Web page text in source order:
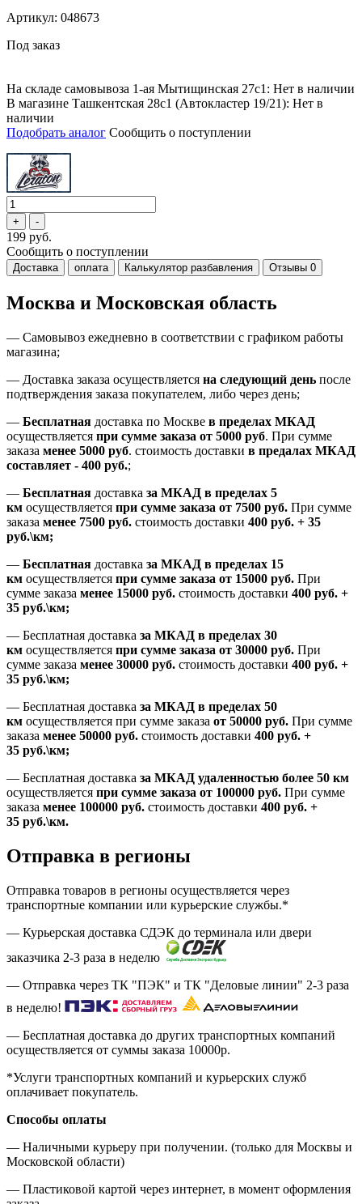
Артикул: 048673
Под заказ
На складе самовывоза 1-ая Мытищинская 27с1: Нет в наличии
В магазине Ташкентская 28с1 (Автокластер 19/21): Нет в
наличии
Подобрать аналог Сообщить о поступлении
199 руб.
Сообщить о поступлении
Доставка оплата Калькулятор разбавления Отзывы 0
Москва и Московская область
— Самовывоз ежедневно в соответствии с графиком работы
магазина;
— Доставка заказа осуществляется на следующий день после
подтверждения заказа покупателем, либо через день;
— Бесплатная доставка по Москве в пределах МКАД
осуществляется при сумме заказа от 5000 руб. При сумме
заказа менее 5000 руб. стоимость доставки в предалах МКАД
составляет - 400 руб.;
— Бесплатная доставка за МКАД в пределах 5
км осуществляется при сумме заказа от 7500 руб. При сумме
заказа менее 7500 руб. стоимость доставки 400 руб. + 35
руб.\км;
— Бесплатная доставка за МКАД в пределах 15
км осуществляется при сумме заказа от 15000 руб. При
сумме заказа менее 15000 руб. стоимость доставки 400 руб. +
35 руб.\км;
— Бесплатная доставка за МКАД в пределах 30
км осуществляется при сумме заказа от 30000 руб. При
сумме заказа менее 30000 руб. стоимость доставки 400 руб. +
35 руб.\км;
— Бесплатная доставка за МКАД в пределах 50
км осуществляется при сумме заказа от 50000 руб. При сумме
заказа менее 50000 руб. стоимость доставки 400 руб. +
35 руб.\км;
— Бесплатная доставка за МКАД удаленностью более 50 км
осуществляется при сумме заказа от 100000 руб. При сумме
заказа менее 100000 руб. стоимость доставки 400 руб. +
35 руб.\км.
Отправка в регионы
Отправка товаров в регионы осуществляется через
транспортные компании или курьерские службы.*
— Курьерская доставка СДЭК до терминала или двери
заказчика 2-3 раза в неделю
— Отправка через ТК "ПЭК" и ТК "Деловые линии" 2-3 раза
в неделю!
— Бесплатная доставка до других транспортных компаний
осуществляется от суммы заказа 10000р.
*Услуги транспортных компаний и курьерских служб
оплачивает покупатель.
Способы оплаты
— Наличными курьеру при получении. (только для Москвы и
Московской области)
— Пластиковой картой через интернет, в момент оформления